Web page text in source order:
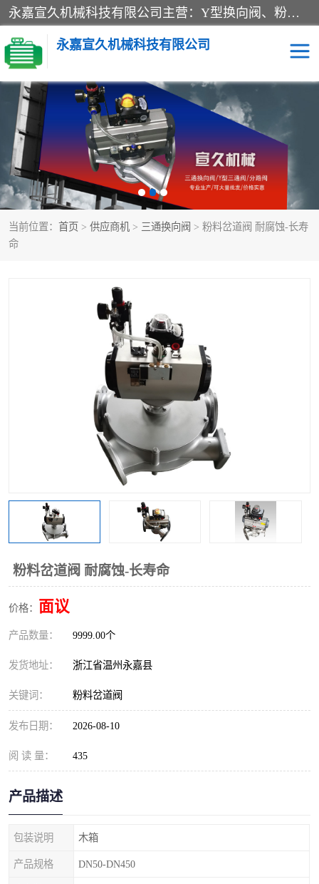
永嘉宣久机械科技有限公司主营：Y型换向阀、粉体换向阀、板式换向阀、三通换向阀、三通换向器、三通分路阀、管路换向阀等产品及服务。
永嘉宣久机械科技有限公司
当前位置： 首页 > 供应商机 > 三通换向阀 > 粉料岔道阀 耐腐蚀-长寿
命
粉料岔道阀 耐腐蚀-长寿命
价格： 面议
产品数量： 9999.00个
发货地址： 浙江省温州永嘉县
关键词： 粉料岔道阀
发布日期： 2026-08-10
阅 读 量： 435
产品描述
包装说明 木箱
产品规格 DN50-DN450
换向阀 Y型换向阀
板式换向阀 粉料换向阀
粉体换向阀 管道换向阀
管路换向阀 三通换向阀
不锈钢三通阀
翻板转向阀
Y型球阀
气动球阀
Y型分路阀
粉体分路阀
管道换向器